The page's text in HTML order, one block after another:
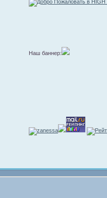
Наш баннер: